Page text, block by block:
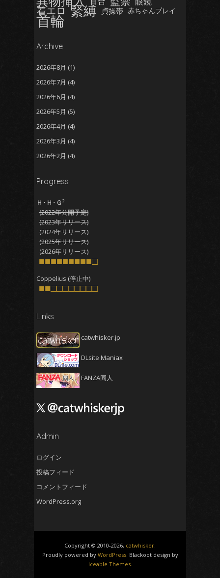
着エロ 緊縛 貞操帯 赤ちゃんプレイ
首輪
Archive
2026年8月 (1)
2026年7月 (4)
2026年6月 (4)
2026年5月 (5)
2026年4月 (4)
2026年3月 (4)
2026年2月 (4)
2025年12月
2025年11月
2025年10月(4)
2025年9月 (4)
2025年8月(5)
2025年7月(4)
(4)
2025年5月(5)
2025年3月
2025年2月(4)
2025年1月(5)
2024年12月(5)
2024年11月(5)
2024年9月(4)
2024年7月
2023年11月(4)
Progress
Ｈ･Ｈ･Ｇ²
(2022年公開予定)
(2023年リリース)
(2024年リリース)
(2025年リリース)
(2026年リリース)
■■■■■■■■■□
Coppelius (停止中)
■■□□□□□□□□
Links
catwhisker.jp
DLsite Maniax
FANZA同人
Admin
ログイン
投稿フィード
コメントフィード
WordPress.org
Copyright © 2010-2026, catwhisker.
Proudly powered by WordPress. Blackoot design by
Iceable Themes.